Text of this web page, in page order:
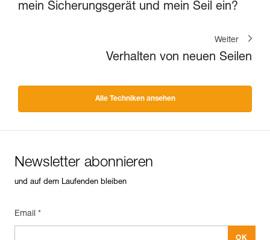
mein Sicherungsgerät und mein Seil ein?
Weiter
Verhalten von neuen Seilen
Alle Techniken ansehen
Newsletter abonnieren
und auf dem Laufenden bleiben
Email *